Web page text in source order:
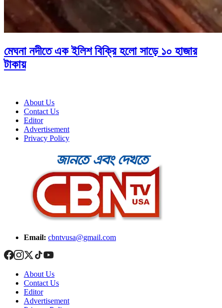
মেঘনা নদীতে এক ইলিশ বিক্রি হলো সাড়ে ১০ হাজার
টাকায়
About Us
Contact Us
Editor
Advertisement
Privacy Policy
Email: cbntvusa@gmail.com
About Us
Contact Us
Editor
Advertisement